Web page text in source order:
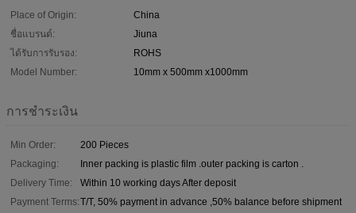
Place of Origin:
China
ชื่อแบรนด์:
Jiuna
ได้รับการรับรอง:
ROHS
Model Number:
10mm x 500mm x1000mm
การชำระเงิน
Min Order:
200 Pieces
Packaging:
Inner packing is plastic film .outer packing is carton .
Delivery Time:
Within 10 working days After deposit
Payment Terms:T/T, 50% payment in advance ,50% balance before shipment